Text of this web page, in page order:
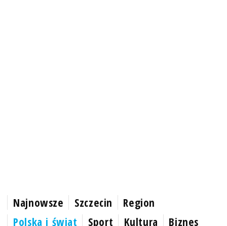
Najnowsze Szczecin
Region
Polska i świat
Sport Kultura Biznes